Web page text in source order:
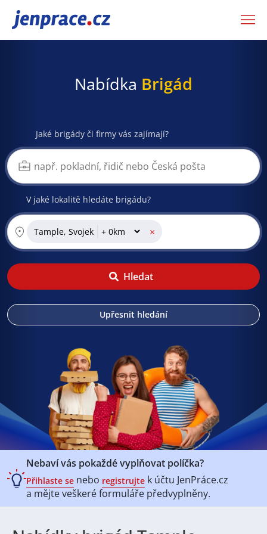
JenPráce.cz
Nabídka Brigád
Jaké brigády či firmy vás zajímají?
V jaké lokalitě hledáte brigádu?
Tample, Svojek ×
Hledat
Upřesnit hledání
Nebaví vás pokaždé vyplňovat políčka?
Přihlaste se nebo registrujte k účtu JenPráce.cz
a mějte veškeréformuláře předvyplněny.